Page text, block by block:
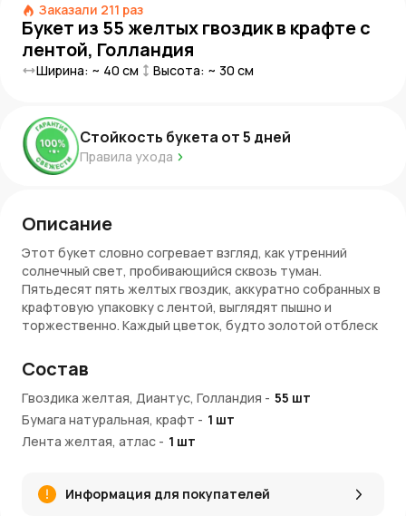
Заказали 211 раз
Букет из 55 желтых гвоздик в крафте с
лентой, Голландия
Ширина: ~ 40 см Высота: ~ 30 см
Стойкость букета от5 дней
Правила ухода
Описание
Этот букет словно согревает взгляд, как утренний
солнечный свет, пробивающийся сквозь туман.
Пятьдесят пять желтых гвоздик, аккуратно собранных в
крафтовую упаковку с лентой, выглядят пышно и
торжественно. Каждый цветок, будто золотой отблеск
пространство теплом и легкой грустью. Гвоздики в этом
букете словно говорят своим видом о жизни,
наполненной светом, энергией и движением. Упаковка из
крафтовой бумаги подчеркивает натуральность
композиции, добавляя ей простоты и искренности.
Букет из 55 желтых гвоздик — это не только пышная
Состав
Гвоздика желтая, Диантус, Голландия - 55 шт
Бумага натуральная, крафт - 1 шт
Лента желтая, атлас - 1 шт
Информация для покупателей